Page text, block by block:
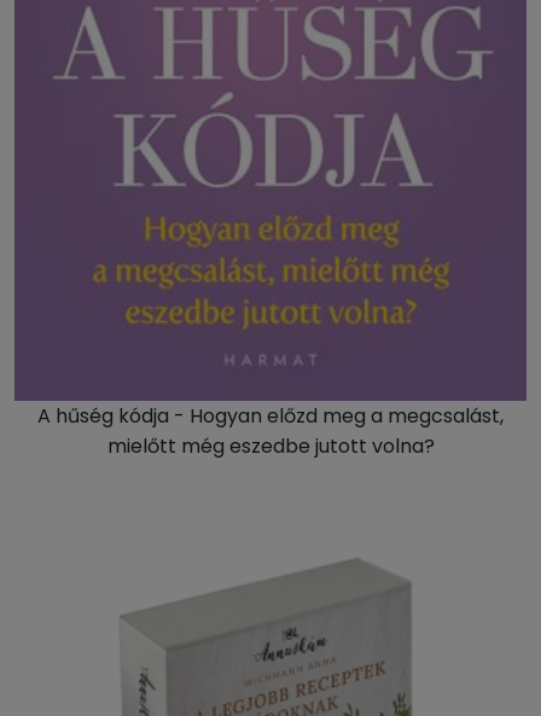
A hűség kódja - Hogyan előzd meg a megcsalást,
mielőtt még eszedbe jutott volna?